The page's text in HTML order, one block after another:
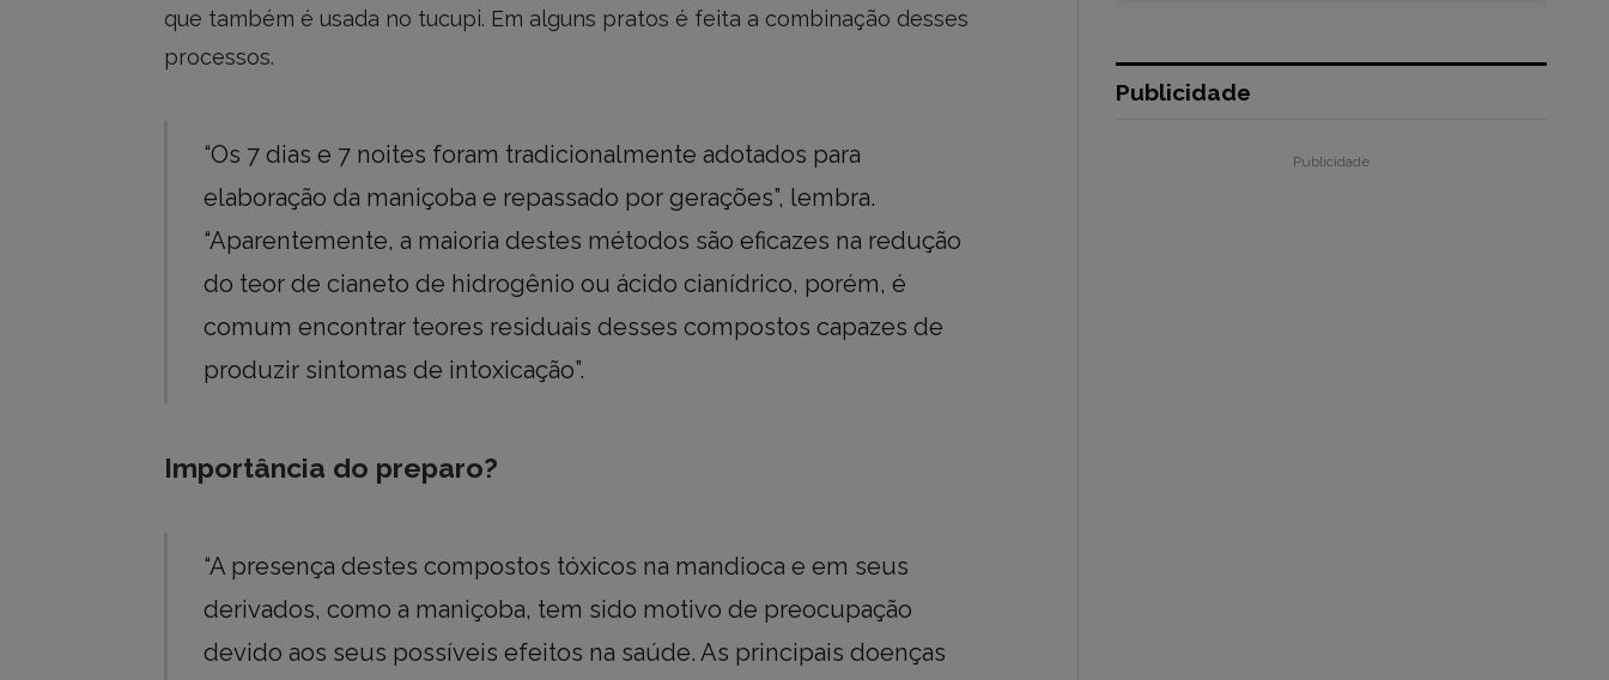
que também é usada no tucupi. Em alguns pratos é feita a combinação desses
processos.
“Os 7 dias e 7 noites foram tradicionalmente adotados para
elaboração da maniçoba e repassado por gerações”, lembra.
“Aparentemente, a maioria destes métodos são eficazes na redução
do teor de cianeto de hidrogênio ou ácido cianídrico, porém, é
comum encontrar teores residuais desses compostos capazes de
produzir sintomas de intoxicação”.
Importância do preparo?
“A presença destes compostos tóxicos na mandioca e em seus
derivados, como a maniçoba, tem sido motivo de preocupação
devido aos seus possíveis efeitos na saúde. As principais doenças
Publicidade
Publicidade